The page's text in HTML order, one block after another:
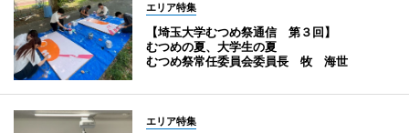
エリア特集
【埼玉大学むつめ祭通信 第３回】
むつめの夏、大学生の夏
むつめ祭常任委員会委員長 牧 海世
エリア特集